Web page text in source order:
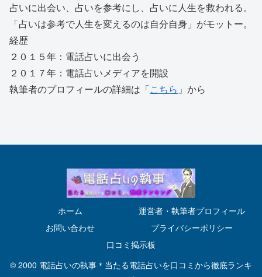
占いに出会い、占いを参考にし、占いに人生を救われる。
「占いは参考で人生を変えるのは自分自身」がモットー。
経歴
２０１５年：電話占いに出会う
２０１７年：電話占いメディアを開設
執筆者のプロフィールの詳細は「こちら 」から
ホーム
運営者・執筆者プロフィール
お問い合わせ
プライバシーポリシー
口コミ掲示板
© 2000 電話占いの執事＊当たる電話占いを口コミから徹底ランキ